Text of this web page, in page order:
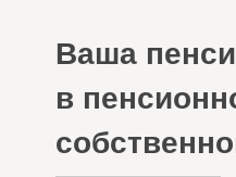
Ваша
в